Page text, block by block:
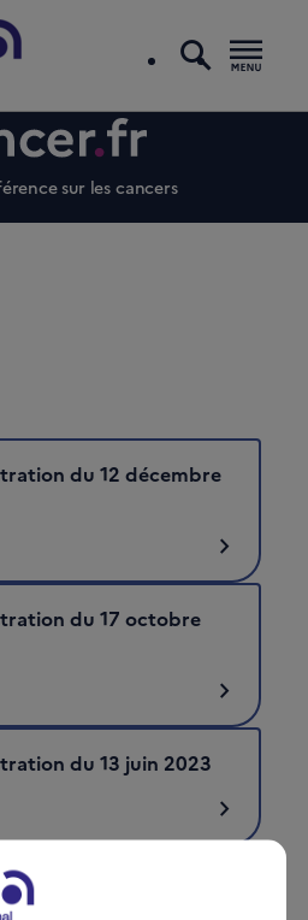
sur les cancers
du 12 décembre
chevron_right
du 17 octobre
chevron_right
du 13 juin 2023
chevron_right
du 14 mars 2023